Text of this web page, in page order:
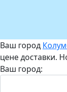
Ваш город
цене доставки.
Ваш город: